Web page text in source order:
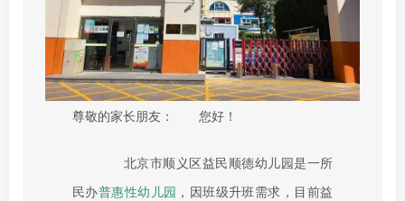
尊敬的家长朋友： 您好！
北京市顺义区益民顺德幼儿园是一所
民办普惠性幼儿园 ，因班级升班需求，目前益